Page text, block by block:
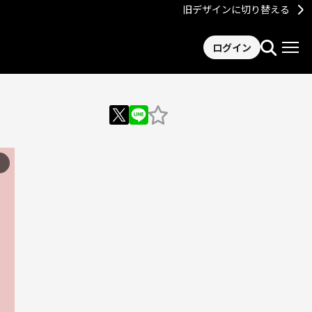
旧デザインに切り替える
ログイン